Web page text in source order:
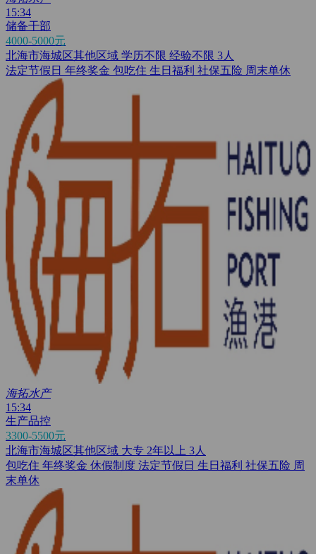
15:34
储备干部
4000-5000元
北海市海城区其他区域 学历不限 经验不限 3人
法定节假日 年终奖金 包吃住 生日福利 社保五险 周末单休
海拓水产
15:34
生产品控
3300-5500元
北海市海城区其他区域 大专 2年以上 3人
包吃住 年终奖金 休假制度 法定节假日 生日福利 社保五险 周
末单休